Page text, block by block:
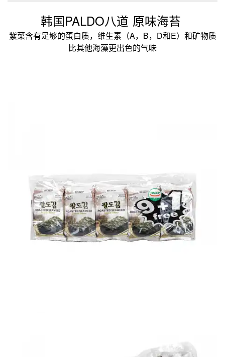
韩国PALDO八道 原味海苔
紫菜含有足够的蛋白质，维生素（A，B，D和E）和矿物质
比其他海藻更出色的气味